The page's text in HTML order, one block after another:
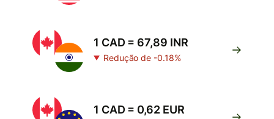
1 CAD = 67,89 INR
Redução de -0.18%
1 CAD = 0,62 EUR